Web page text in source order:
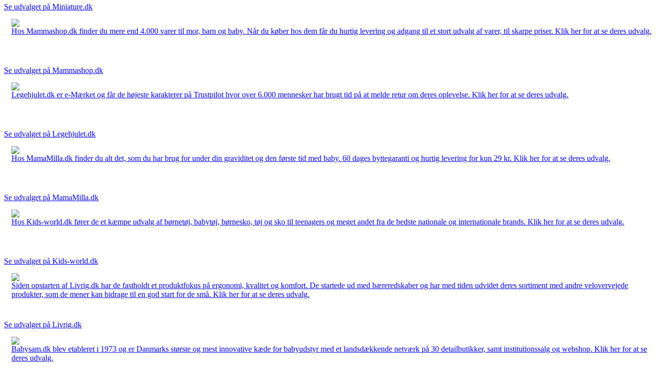
Se udvalget på Miniature.dk
Hos Mammashop.dk finder du mere end 4.000 varer til mor, barn og baby. Når du køber hos dem får du hurtig levering og adgang til et stort udvalg af varer, til skarpe priser. Klik her for at se deres udvalg.
Se udvalget på Mammashop.dk
Legehjulet.dk er e-Mærket og får de højeste karakterer på Trustpilot hvor over 6.000 mennesker har brugt tid på at melde retur om deres oplevelse. Klik her for at se deres udvalg.
Se udvalget på Legehjulet.dk
Hos MamaMilla.dk finder du alt det, som du har brug for under din graviditet og den første tid med baby. 60 dages byttegaranti og hurtig levering for kun 29 kr. Klik her for at se deres udvalg.
Se udvalget på MamaMilla.dk
Hos Kids-world.dk fører de et kæmpe udvalg af børnetøj, babytøj, børnesko, tøj og sko til teenagers og meget andet fra de bedste nationale og internationale brands. Klik her for at se deres udvalg.
Se udvalget på Kids-world.dk
Siden opstarten af Livrig.dk har de fastholdt et produktfokus på ergonomi, kvalitet og komfort. De startede ud med bæreredskaber og har med tiden udvidet deres sortiment med andre velovervejede
produkter, som de mener kan bidrage til en god start for de små. Klik her for at se deres udvalg.
Se udvalget på Livrig.dk
Babysam.dk blev etableret i 1973 og er Danmarks største og mest innovative kæde for babyudstyr med et landsdækkende netværk på 30 detailbutikker, samt institutionssalg og webshop. Klik her for at se
deres udvalg.